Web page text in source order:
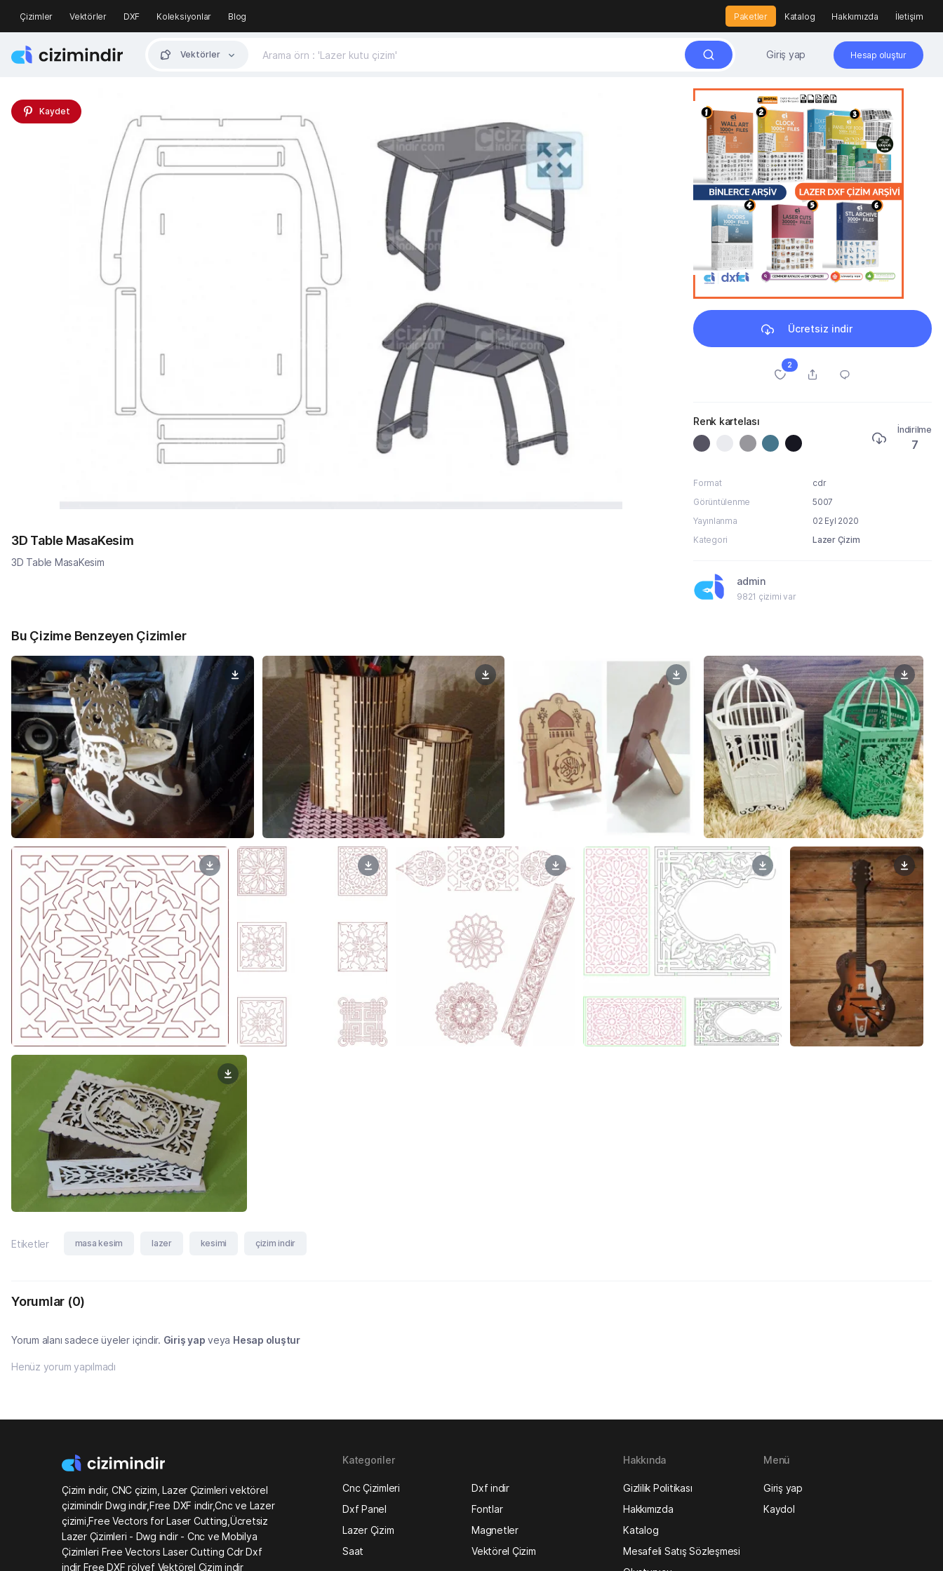
Çizimler Vektörler DXF Koleksiyonlar Blog Paketler Katalog Hakkımızda İletişim
Vektörler Giriş yap Hesap oluştur
Kaydet
3D Table MasaKesim
3D Table MasaKesim
Ücretsiz indir
2
Renk kartelası
İndirilme
7
Format
cdr
Görüntülenme
5007
Yayınlanma
02 Eyl 2020
Kategori
Lazer Çizim
admin
9821 çizimi var
Bu Çizime Benzeyen Çizimler
Etiketler masa kesim lazer kesimi çizim indir
Yorumlar (0)
Yorum alanı sadece üyeler içindir. Giriş yap veya Hesap oluştur
Henüz yorum yapılmadı
Çizim indir, CNC çizim, Lazer Çizimleri vektörel
çizimindir Dwg indir,Free DXF indir,Cnc ve Lazer
çizimi,Free Vectors for Laser Cutting,Ücretsiz
Lazer Çizimleri - Dwg indir - Cnc ve Mobilya
Çizimleri Free Vectors Laser Cutting Cdr Dxf
indir Free DXF rölyef Vektörel Çizim indir
Kategoriler
Cnc Çizimleri
Dxf indir
Dxf Panel
Fontlar
Lazer Çizim
Magnetler
Saat
Vektörel Çizim
Hakkında
Gizlilik Politikası
Hakkımızda
Katalog
Mesafeli Satış Sözleşmesi
Menü
Giriş yap
Kaydol